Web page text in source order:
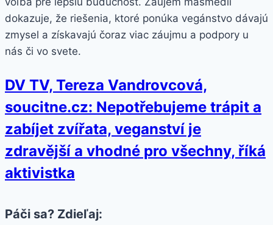
dokazuje, že riešenia, ktoré ponúka vegánstvo dávajú
zmysel a získavajú čoraz viac záujmu a podpory u
nás či vo svete.
DV TV, Tereza Vandrovcová,
soucitne.cz: Nepotřebujeme trápit a
zabíjet zvířata, veganství je
zdravější a vhodné pro všechny, říká
aktivistka
Páči sa? Zdieľaj: